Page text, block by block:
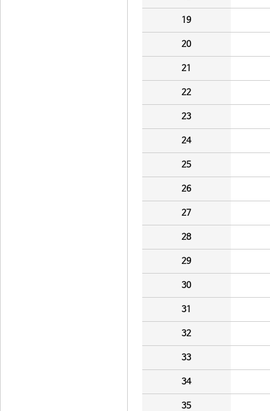
19
20
21
22
23
24
25
26
27
28
29
30
31
32
33
34
35